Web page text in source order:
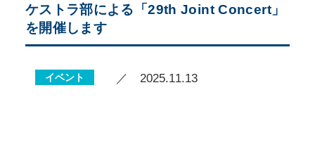
ケストラ部による「29th Joint Concert」
を開催します
イベント ／ 2025.11.13